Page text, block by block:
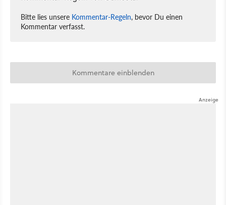
Bitte lies unsere Kommentar-Regeln, bevor Du einen
Kommentar verfasst.
Kommentare einblenden